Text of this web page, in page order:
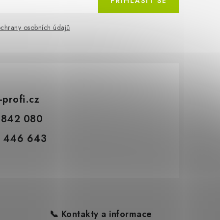
osobních údajů
profi.cz
080
446 643
📞 Kontakty a informace